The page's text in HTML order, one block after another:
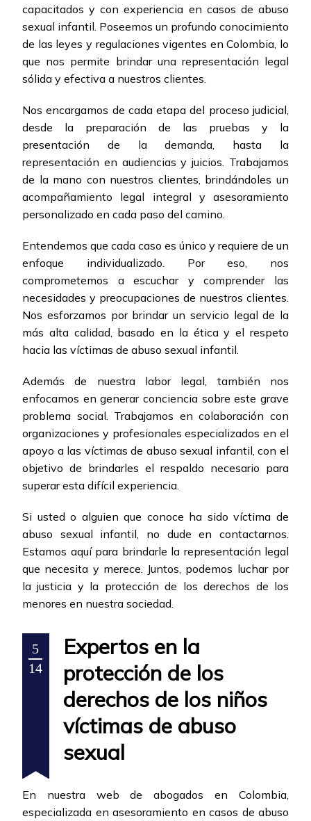
capacitados y con experiencia en casos de abuso
sexual infantil. Poseemos un profundo conocimiento
de las leyes y regulaciones vigentes en Colombia, lo
que nos permite brindar una representación legal
sólida y efectiva a nuestros clientes.
Nos encargamos de cada etapa del proceso judicial,
desde la preparación de las pruebas y la
presentación de la demanda, hasta la
representación en audiencias y juicios. Trabajamos
de la mano con nuestros clientes, brindándoles un
acompañamiento legal integral y asesoramiento
personalizado en cada paso del camino.
Entendemos que cada caso es único y requiere de un
enfoque individualizado. Por eso, nos
comprometemos a escuchar y comprender las
necesidades y preocupaciones de nuestros clientes.
Nos esforzamos por brindar un servicio legal de la
más alta calidad, basado en la ética y el respeto
hacia las víctimas de abuso sexual infantil.
Además de nuestra labor legal, también nos
enfocamos en generar conciencia sobre este grave
problema social. Trabajamos en colaboración con
organizaciones y profesionales especializados en el
apoyo a las víctimas de abuso sexual infantil, con el
objetivo de brindarles el respaldo necesario para
superar esta difícil experiencia.
Si usted o alguien que conoce ha sido víctima de
abuso sexual infantil, no dude en contactarnos.
Estamos aquí para brindarle la representación legal
que necesita y merece. Juntos, podemos luchar por
la justicia y la protección de los derechos de los
menores en nuestra sociedad.
5
14
Expertos en la
protección de los
derechos de los niños
víctimas de abuso
sexual
En nuestra web de abogados en Colombia,
especializada en asesoramiento en casos de abuso